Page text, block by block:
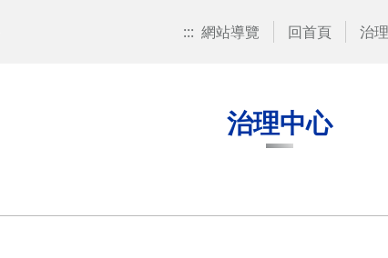
::: 網站導覽 回首頁 治
治理中心